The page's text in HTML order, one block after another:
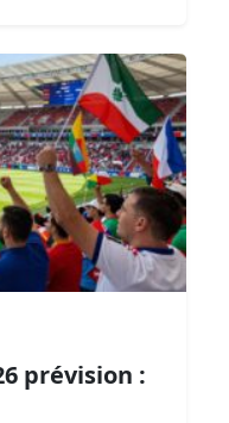
prévision :